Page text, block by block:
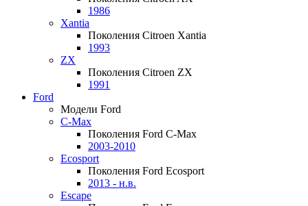
1986
Xantia
Поколения Citroen Xantia
1993
ZX
Поколения Citroen ZX
1991
Ford
Модели Ford
C-Max
Поколения Ford C-Max
2003-2010
Ecosport
Поколения Ford Ecosport
2013 - н.в.
Escape